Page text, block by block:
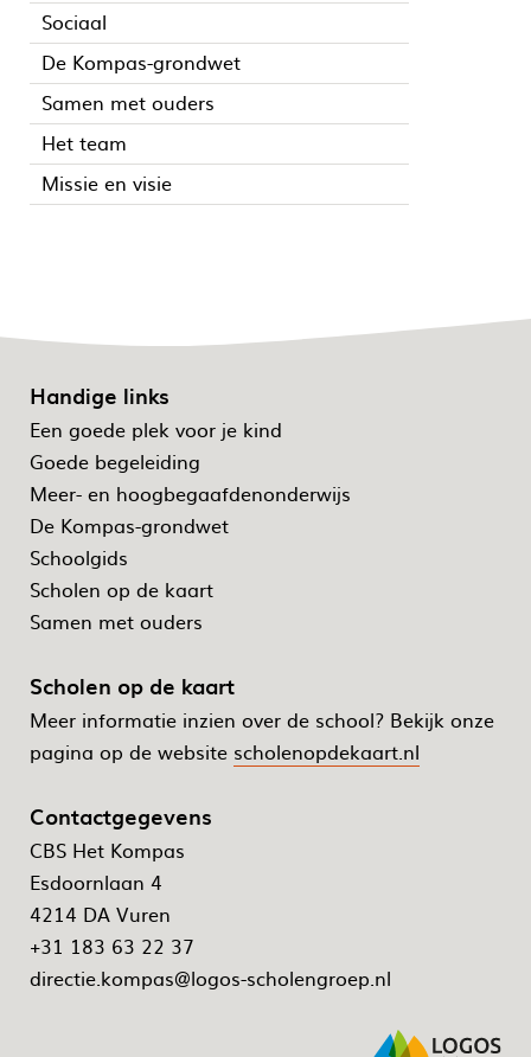
Sociaal
De Kompas-grondwet
Samen met ouders
Het team
Missie en visie
Handige links
Een goede plek voor je kind
Goede begeleiding
Meer- en hoogbegaafdenonderwijs
De Kompas-grondwet
Schoolgids
Scholen op de kaart
Samen met ouders
Scholen op de kaart
Meer informatie inzien over de school? Bekijk onze
pagina op de website scholenopdekaart.nl
Contactgegevens
CBS Het Kompas
Esdoornlaan 4
4214 DA Vuren
+31 183 63 22 37
directie.kompas@logos-scholengroep.nl